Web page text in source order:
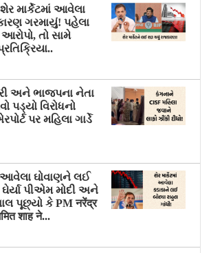
માર્કેટમાં આવેલા
ગરમાયું! પહેલા
તો સામે
અને ભાજપના નેતા
પડ્યો વિરોધનો
પર મહિલા ગાર્ડે
આવેલા ઘોવાણને લઈ
પીએમ મોદી અને
પૂછ્યો કે PM नरेंद्र
शाह ने...